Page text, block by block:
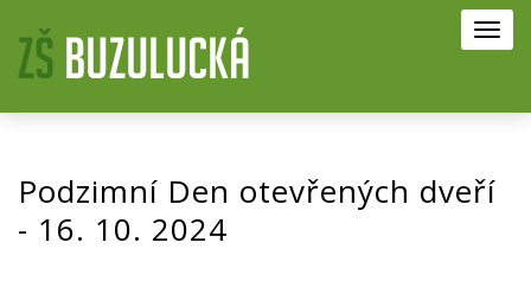
Podzimní Den otevřených dveří
- 16. 10. 2024